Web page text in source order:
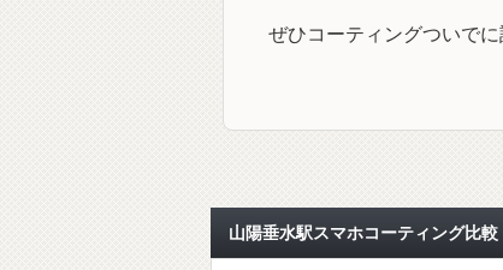
ぜひコーティングついで
山陽垂水駅スマホコーティング比較